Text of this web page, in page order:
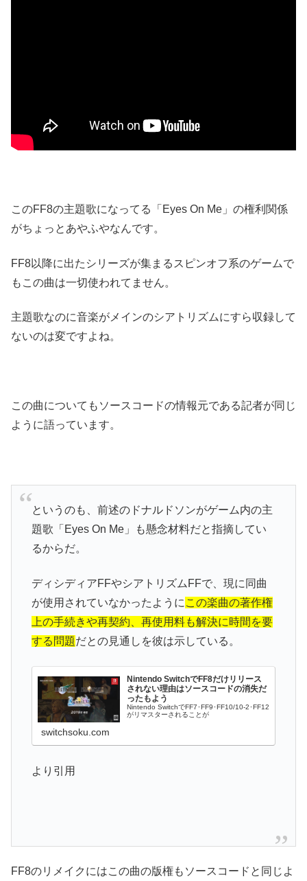
このFF8の主題歌になってる「Eyes On Me」の権利関係
がちょっとあやふやなんです。
FF8以降に出たシリーズが集まるスピンオフ系のゲームで
もこの曲は一切使われてません。
主題歌なのに音楽がメインのシアトリズムにすら収録して
ないのは変ですよね。
この曲についてもソースコードの情報元である記者が同じ
ように語っています。
というのも、前述のドナルドソンがゲーム内の主
題歌「Eyes On Me」も懸念材料だと指摘してい
るからだ。
ディシディアFFやシアトリズムFFで、現に同曲
が使用されていなかったように この楽曲の著作権
上の手続きや再契約、再使用料も解決に時間を要
する問題だとの見通しを彼は示している。
Nintendo SwitchでFF8だけリリース
されない理由はソースコードの消失だ
ったもよう
Nintendo SwitchでFF7･FF9･FF10/10-2･FF12
がリマスターされることが
switchsoku.com
より引用
FF8のリメイクにはこの曲の版権もソースコードと同じよ